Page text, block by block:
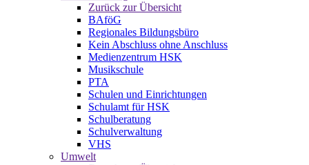
Zurück zur Übersicht
BAföG
Regionales Bildungsbüro
Kein Abschluss ohne Anschluss
Medienzentrum HSK
Musikschule
PTA
Schulen und Einrichtungen
Schulamt für HSK
Schulberatung
Schulverwaltung
VHS
Umwelt